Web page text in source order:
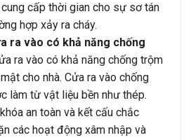
cấp thời gian cho sự sơ tán
hợp xảy ra cháy.
ra vào có khả năng chống
ra vào có khả năng chống trộm
cho nhà. Cửa ra vào chống
làm từ vật liệu bền như thép.
an toàn và kết cấu chắc
các hoạt động xâm nhập và